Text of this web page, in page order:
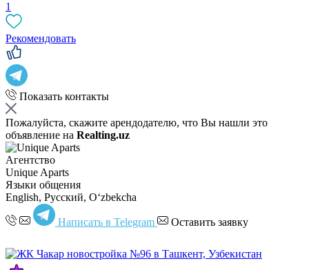
1
Рекомендовать
Показать контакты
Пожалуйста, скажите арендодателю, что Вы нашли это
объявление на Realting.uz
Агентство
Unique Aparts
Языки общения
English, Русский, Oʻzbekcha
Написать в Telegram Оставить заявку